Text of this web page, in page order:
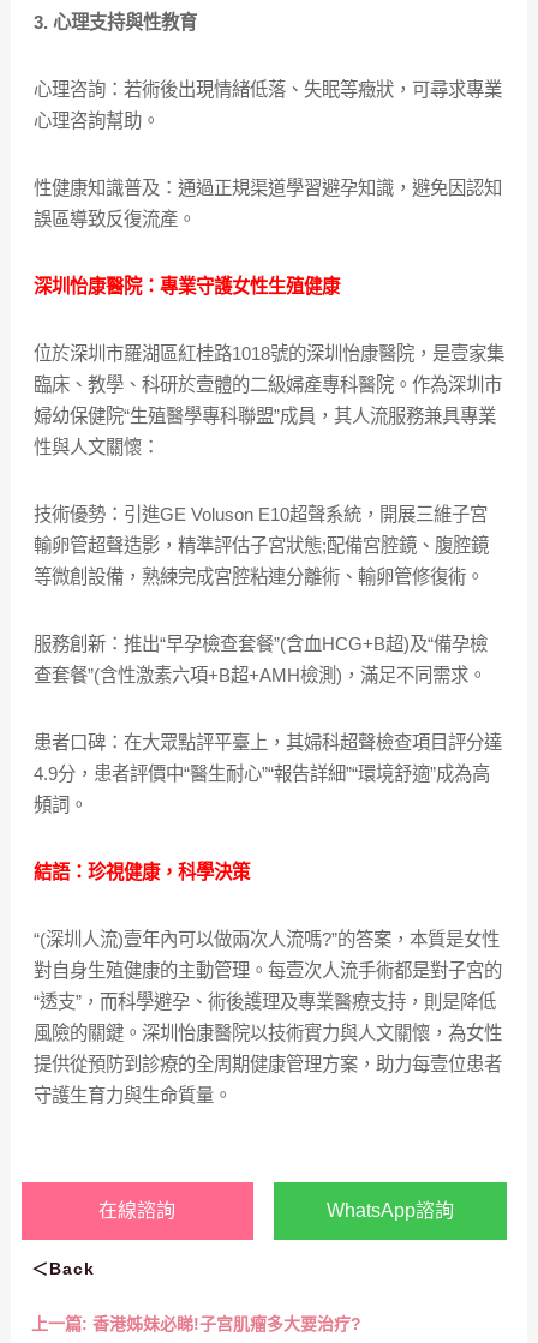
3. 心理支持與性教育
心理咨詢：若術後出現情緒低落、失眠等癥狀，可尋求專業
心理咨詢幫助。
性健康知識普及：通過正規渠道學習避孕知識，避免因認知
誤區導致反復流產。
深圳怡康醫院：專業守護女性生殖健康
位於深圳市羅湖區紅桂路1018號的深圳怡康醫院，是壹家集
臨床、教學、科研於壹體的二級婦產專科醫院。作為深圳市
婦幼保健院“生殖醫學專科聯盟”成員，其人流服務兼具專業
性與人文關懷：
技術優勢：引進GE Voluson E10超聲系統，開展三維子宮
輸卵管超聲造影，精準評估子宮狀態;配備宮腔鏡、腹腔鏡
等微創設備，熟練完成宮腔粘連分離術、輸卵管修復術。
服務創新：推出“早孕檢查套餐”(含血HCG+B超)及“備孕檢
查套餐”(含性激素六項+B超+AMH檢測)，滿足不同需求。
患者口碑：在大眾點評平臺上，其婦科超聲檢查項目評分達
4.9分，患者評價中“醫生耐心”“報告詳細”“環境舒適”成為高
頻詞。
結語：珍視健康，科學決策
“(深圳人流)壹年內可以做兩次人流嗎?”的答案，本質是女性
對自身生殖健康的主動管理。每壹次人流手術都是對子宮的
“透支”，而科學避孕、術後護理及專業醫療支持，則是降低
風險的關鍵。深圳怡康醫院以技術實力與人文關懷，為女性
提供從預防到診療的全周期健康管理方案，助力每壹位患者
守護生育力與生命質量。
在線諮詢 WhatsApp諮詢
＜Back
上一篇: 香港姊妹必睇!子宫肌瘤多大要治疗?